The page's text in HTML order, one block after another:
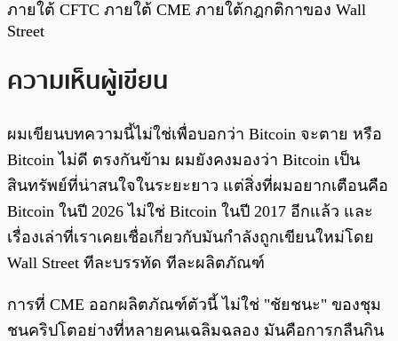
ภายใต้ CFTC ภายใต้ CME ภายใต้กฎกติกาของ Wall
Street
ความเห็นผู้เขียน
ผมเขียนบทความนี้ไม่ใช่เพื่อบอกว่า Bitcoin จะตาย หรือ
Bitcoin ไม่ดี ตรงกันข้าม ผมยังคงมองว่า Bitcoin เป็น
สินทรัพย์ที่น่าสนใจในระยะยาว แต่สิ่งที่ผมอยากเตือนคือ
Bitcoin ในปี 2026 ไม่ใช่ Bitcoin ในปี 2017 อีกแล้ว และ
เรื่องเล่าที่เราเคยเชื่อเกี่ยวกับมันกำลังถูกเขียนใหม่โดย
Wall Street ทีละบรรทัด ทีละผลิตภัณฑ์
การที่ CME ออกผลิตภัณฑ์ตัวนี้ ไม่ใช่ "ชัยชนะ" ของชุม
ชนคริปโตอย่างที่หลายคนเฉลิมฉลอง มันคือการกลืนกิน